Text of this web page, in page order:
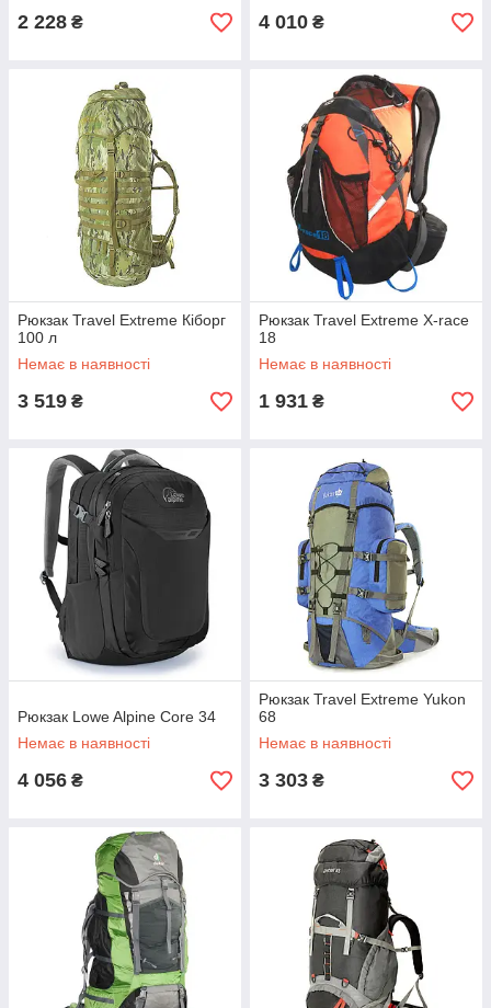
2 228 ₴ 4 010 ₴
Рюкзак Travel Extreme Кіборг
100 л
Немає в наявності
3 519 ₴
Рюкзак Travel Extreme Х-race
18
Немає в наявності
1 931 ₴
Рюкзак Lowe Alpine Core 34
Немає в наявності
4 056 ₴
Рюкзак Travel Extreme Yukon
68
Немає в наявності
3 303 ₴